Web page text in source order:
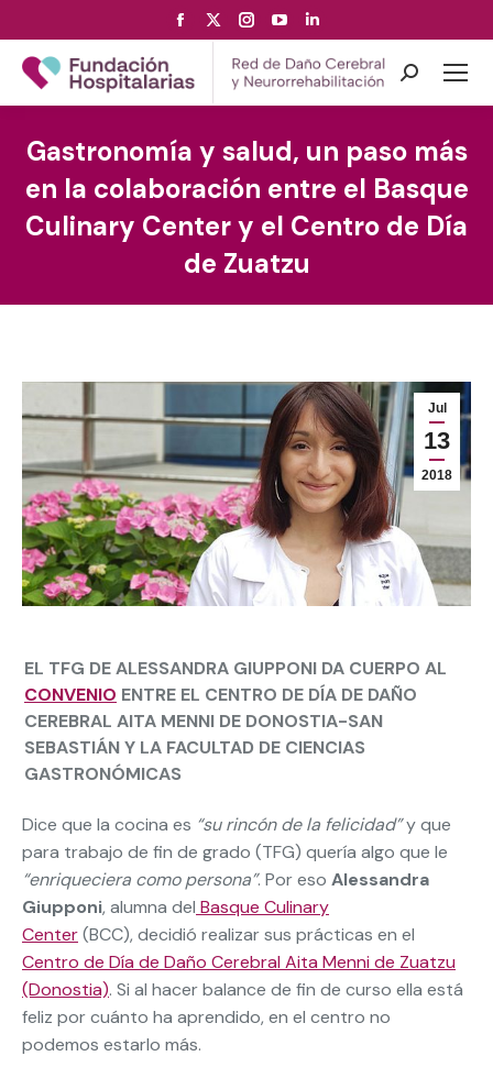
Facebook
page
opens
in
window
page
opens
in
window
Instagram
page
opens
in
window
YouTube
page
opens
in
window
page
opens
in
window
Search:
Gastronomía y salud, un paso más
en la colaboración entre el Basque
Culinary Center y el Centro de Día
de Zuatzu
Jul
13
2018
EL TFG DE ALESSANDRA GIUPPONI DA CUERPO AL
CONVENIO ENTRE EL CENTRO DE DÍA DE DAÑO
CEREBRAL AITA MENNI DE DONOSTIA-SAN
SEBASTIÁN Y LA FACULTAD DE CIENCIAS
GASTRONÓMICAS
Dice que la cocina es “su rincón de la felicidad”y que
para trabajo de fin de grado (TFG) quería algo que le
“enriqueciera como persona”. Por eso Alessandra
Giupponi, alumna del Basque Culinary
Center(BCC), decidió realizar sus prácticas en el
Centro de Día de Daño Cerebral Aita Menni de Zuatzu
(Donostia). Si al hacer balance de fin de curso ella está
feliz por cuánto ha aprendido, en el centro no
podemos estarlo más.